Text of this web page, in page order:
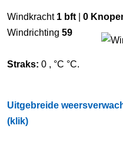
Windkracht 1 bft 0
Windrichting 59
Straks: 0 , °C °C.
Uitgebreide
(klik)